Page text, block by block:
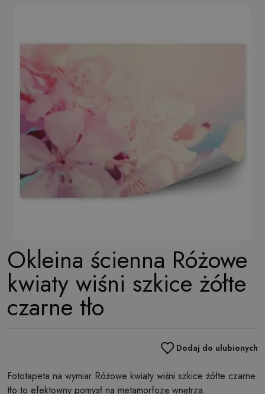
Okleina ścienna Różowe
kwiaty wiśni szkice żółte
czarne tło
Dodaj do ulubionych
Fototapeta na wymiar Różowe kwiaty wiśni szkice żółte czarne
tło to efektowny pomysł na metamorfozę wnętrza.